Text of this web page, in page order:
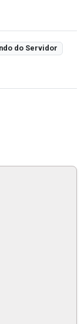
do Servidor